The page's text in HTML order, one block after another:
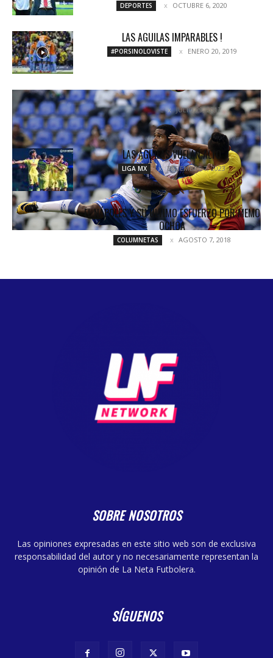
DEPORTES OCTUBRE 6, 2020
LAS AGUILAS IMPARABLES !
#PORSINOLOVISTE ENERO 20, 2019
«NECESITAMOS EL ESTADIO LLENO «
NOTICIAS JULIO 29, 2017
LAS ÁGUILAS VUELAN ALTO
LIGA MX DICIEMBRE 7, 2023
EL NÁPOLES Y SU ÚLTIMO ESFUERZO POR MEMO
OCHOA
COLUMNETAS AGOSTO 7, 2018
SOBRE NOSOTROS
Las opiniones expresadas en este sitio web son de exclusiva
responsabilidad del autor y no necesariamente representan la
opinión de La Neta Futbolera.
SÍGUENOS